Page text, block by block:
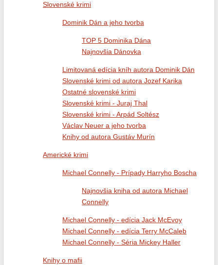
Slovenské krimi
Dominik Dán a jeho tvorba
TOP 5 Dominika Dána
Najnovšia Dánovka
Limitovaná edícia kníh autora Dominik Dán
Slovenské krimi od autora Jozef Karika
Ostatné slovenské krimi
Slovenské krimi - Juraj Thal
Slovenské krimi - Arpád Soltész
Václav Neuer a jeho tvorba
Knihy od autora Gustáv Murín
Americké krimi
Michael Connelly - Prípady Harryho Boscha
Najnovšia kniha od autora Michael
Connelly
Michael Connelly - edícia Jack McEvoy
Michael Connelly - edícia Terry McCaleb
Michael Connelly - Séria Mickey Haller
Knihy o mafii